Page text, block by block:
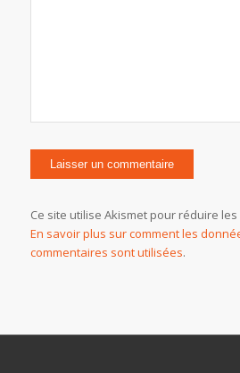
Ce site utilise Akismet pour réduire
En savoir plus sur comment les
commentaires sont utilisées.